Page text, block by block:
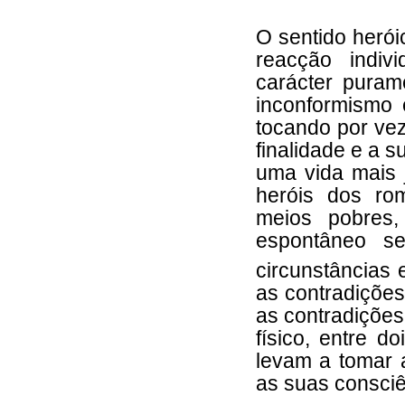
O sentido
reacção
carácter
tocando por
finalidade e a
uma vida mais
heróis dos
meios
espontâneo
circunstâncias
as
as
físico, entre
levam a
as suas